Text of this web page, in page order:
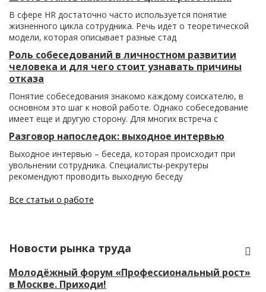
В сфере HR достаточно часто используется понятие
жизненного цикла сотрудника. Речь идет о теоретической
модели, которая описывает разные стад
Роль собеседований в личностном развитии
человека и для чего стоит узнавать причины
отказа
Понятие собеседования знакомо каждому соискателю, в
основном это шаг к новой работе. Однако собеседование
имеет еще и другую сторону. Для многих встреча с
Разговор напоследок: выходное интервью
Выходное интервью – беседа, которая происходит при
увольнении сотрудника. Специалисты-рекрутеры
рекомендуют проводить выходную беседу
Все статьи о работе
Новости рынка труда
Молодёжный форум «Профессиональный рост»
в Москве. Приходи!